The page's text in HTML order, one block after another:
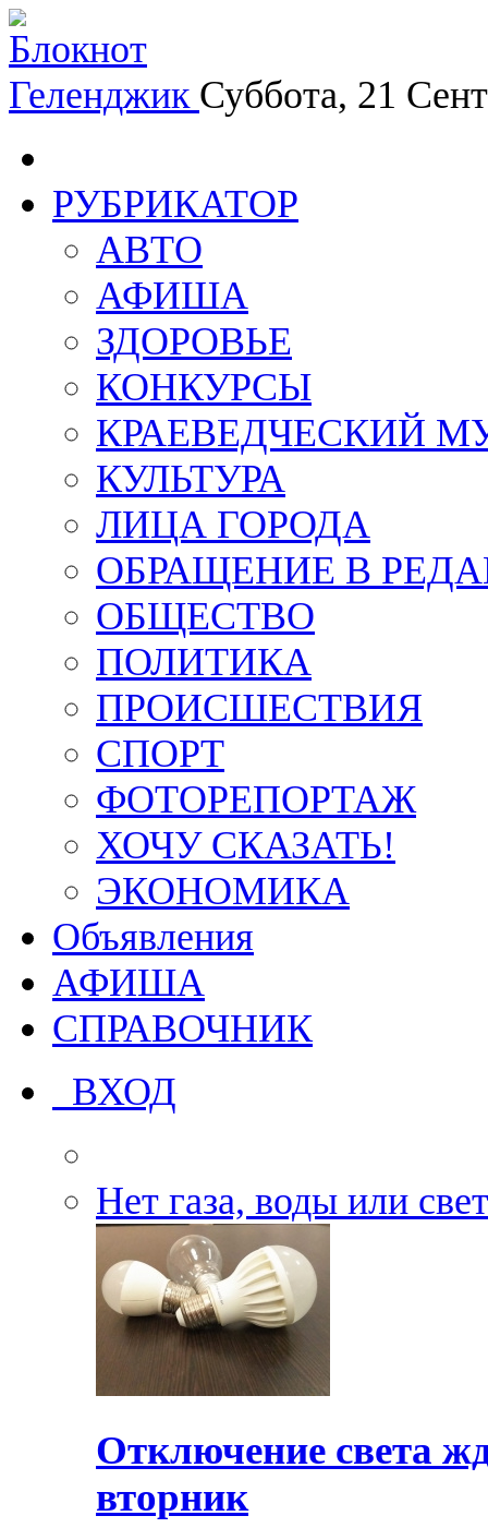
Геленджик Суббота, 21
РУБРИКАТОР
АВТО
АФИША
ЗДОРОВЬЕ
КОНКУРСЫ
КРАЕВЕДЧЕСКИЙ
КУЛЬТУРА
ЛИЦА ГОРОДА
ОБРАЩЕНИЕ В
ОБЩЕСТВО
ПОЛИТИКА
ПРОИСШЕСТВИЯ
СПОРТ
ФОТОРЕПОРТАЖ
ХОЧУ СКАЗАТЬ!
ЭКОНОМИКА
Объявления
АФИША
СПРАВОЧНИК
ВХОД
Нет газа, воды или
Отключение света
вторник